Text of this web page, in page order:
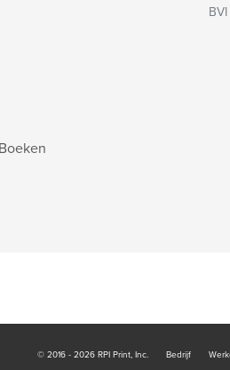
© 2016 - 2026 RPI Print, Inc. Bedrijf